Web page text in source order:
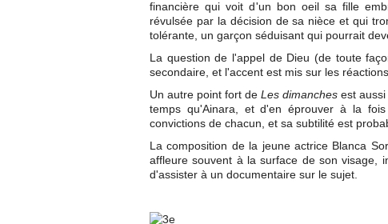
financière qui voit d'un bon oeil sa fille
révulsée par la décision de sa nièce et qui
tolérante, un garçon séduisant qui pourrait
La question de l'appel de Dieu (de toute
secondaire, et l'accent est mis sur les
Un autre point fort de Les dimanches est
temps qu'Ainara, et d'en éprouver à la
convictions de chacun, et sa subtilité est
La composition de la jeune actrice Blanca
affleure souvent à la surface de son visage,
d'assister à un documentaire sur le sujet.